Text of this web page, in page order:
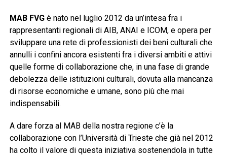
MAB FVGè nato nel luglio 2012 da un’intesa fra i
rappresentanti regionali di AIB, ANAI e ICOM, e opera per
sviluppare una rete di professionisti dei beni culturali che
annulli i confini ancora esistenti fra i diversi ambiti e attivi
quelle forme di collaborazione che, in una fase di grande
debolezza delle istituzioni culturali, dovuta alla mancanza
di risorse economiche e umane, sono più che mai
indispensabili.
A dare forza al MAB della nostra regione c’è la
collaborazione con l’Università di Trieste che già nel 2012
ha colto il valore di questa iniziativa sostenendola in tutte